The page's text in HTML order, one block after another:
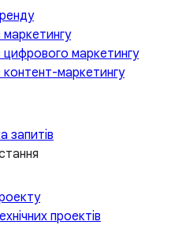
маркетингу
маркетингу
маркетингу
запитів
проектів